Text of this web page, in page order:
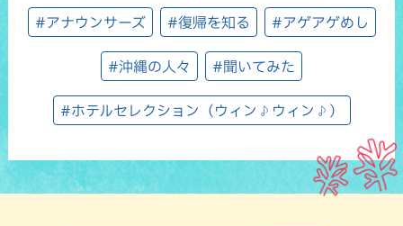
#アナウンサーズ #復帰を知る #アゲアゲめし
#沖縄の人々 #聞いてみた
#ホテルセレクション（ウィン♪ウィン♪）